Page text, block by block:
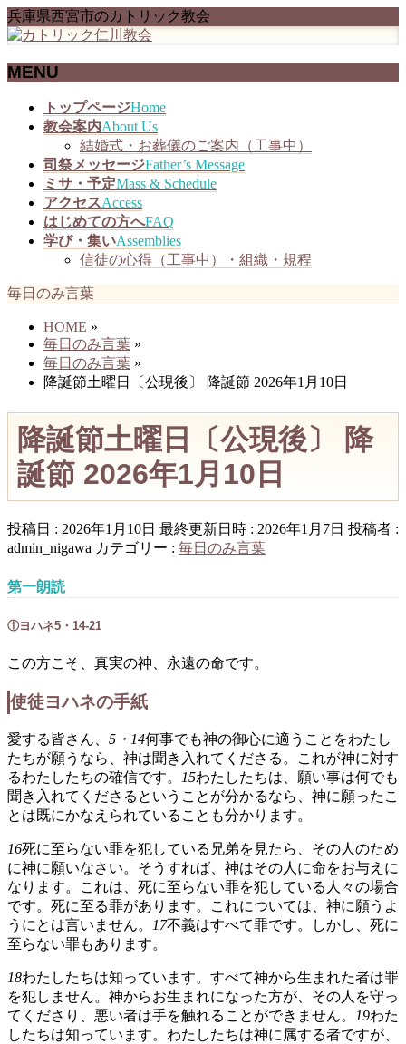
兵庫県西宮市のカトリック教会
MENU
トップページHome
教会案内About Us
結婚式・お葬儀のご案内（工事中）
司祭メッセージFather’s Message
ミサ・予定Mass & Schedule
アクセスAccess
はじめての方へFAQ
学び・集いAssemblies
信徒の心得（工事中）・組織・規程
毎日のみ言葉
HOME »
毎日のみ言葉 »
毎日のみ言葉 »
降誕節土曜日〔公現後〕 降誕節 2026年1月10日
降誕節土曜日〔公現後〕 降
誕節 2026年1月10日
投稿日 : 2026年1月10日 最終更新日時 : 2026年1月7日 投稿者 :
admin_nigawa カテゴリー : 毎日のみ言葉
第一朗読
①ヨハネ5・14-21
この方こそ、真実の神、永遠の命です。
使徒ヨハネの手紙
愛する皆さん、 5・14何事でも神の御心に適うことをわたし
たちが願うなら、神は聞き入れてくださる。これが神に対す
るわたしたちの確信です。
15わたしたちは、願い事は何でも
聞き入れてくださるということが分かるなら、神に願ったこ
とは既にかなえられていることも分かります。
16死に至らない罪を犯している兄弟を見たら、その人のため
に神に願いなさい。そうすれば、神はその人に命をお与えに
なります。これは、死に至らない罪を犯している人々の場合
です。死に至る罪があります。これについては、神に願うよ
うにとは言いません。
17不義はすべて罪です。しかし、死に
至らない罪もあります。
18わたしたちは知っています。すべて神から生まれた者は罪
を犯しません。神からお生まれになった方が、その人を守っ
てくださり、悪い者は手を触れることができません。
19わた
したちは知っています。わたしたちは神に属する者ですが、